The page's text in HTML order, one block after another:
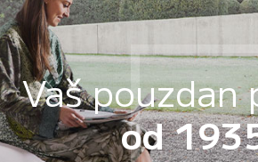
Vaš pouzdan
od